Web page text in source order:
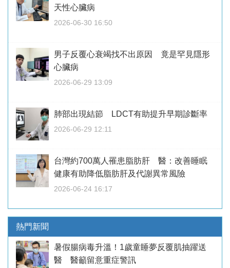
天性心臟病
2026-06-30 16:50
男子反覆心衰竭找不出原因 竟是罕見隱形
心臟病
2026-06-29 13:09
肺部出現結節 LDCT有助提升早期診斷率
2026-06-29 12:11
台灣約700萬人罹患脂肪肝 醫：改善睡眠
健康有助降低脂肪肝及代謝異常風險
2026-06-24 16:17
熱門新聞
暑假腸病毒升溫！1歲童睡夢反覆肌抽躍送
醫 醫籲留意重症警訊